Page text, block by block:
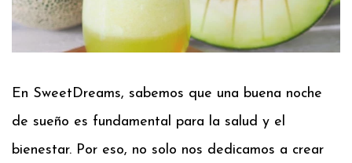
En SweetDreams, sabemos que una buena noche
de sueño es fundamental para la salud y el
bienestar. Por eso, no solo nos dedicamos a crear